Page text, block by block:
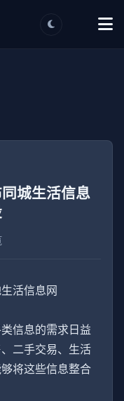
城生活信息
活信息网
信息的需求日益
二手交易、生活
将这些信息整合